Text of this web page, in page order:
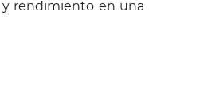
y rendimiento en una